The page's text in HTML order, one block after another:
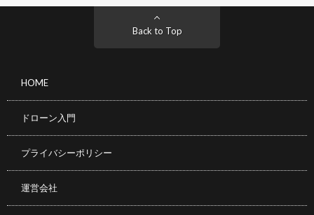
Back to Top
HOME
ドローン入門
プライバシーポリシー
運営会社